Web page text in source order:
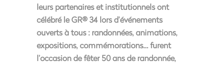
leurs partenaires et institutionnels ont
célébré le GR® 34 lors d’événements
ouverts à tous : randonnées, animations,
expositions, commémorations… furent
l’occasion de fêter 50 ans de randonnée,